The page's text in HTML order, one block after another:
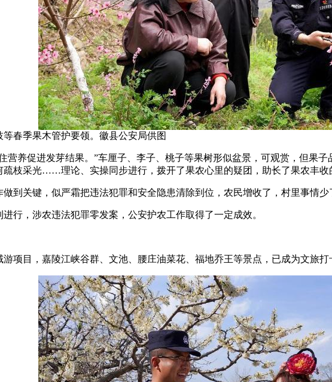
春季果木管护要领。徽县公安局供图
养促进发芽结果。”车厘子、李子、桃子等果树形似盆景，可观赏，但果
枝采光……理论、实操同步进行，拨开了果农心里的疑团，助长了果农丰收
关键，似严霜把违法犯罪和安全隐患清除到位，农民增收了，村里事情少
，涉农违法犯罪零发案，公安护农工作取得了一定成效。
目，嘉陵江峡谷群、文池、腰庄油菜花、福地乔王等景点，已成为文旅打